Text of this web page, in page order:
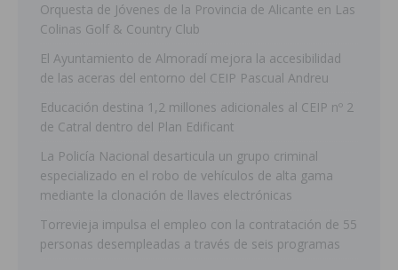
Orquesta de Jóvenes de la Provincia de Alicante en Las
Colinas Golf & Country Club
El Ayuntamiento de Almoradí mejora la accesibilidad
de las aceras del entorno del CEIP Pascual Andreu
Educación destina 1,2 millones adicionales al CEIP nº 2
de Catral dentro del Plan Edificant
La Policía Nacional desarticula un grupo criminal
especializado en el robo de vehículos de alta gama
mediante la clonación de llaves electrónicas
Torrevieja impulsa el empleo con la contratación de 55
personas desempleadas a través de seis programas